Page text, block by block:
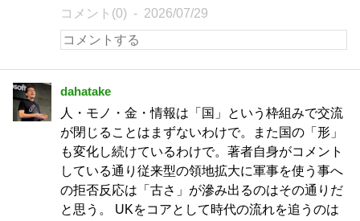
コメント(0) 2026/07/29
dahatake
人・モノ・金・情報は「国」という枠組みで交流
が閉じることはまずないわけで。また国の「形」
も変化し続けているわけで。著者自身がコメント
している通り従来型の領地拡大に軍事を使う事へ
の拒否反応は「古さ」が滲み出るのはその通りだ
と思う。 UKをコアとして時代の流れを追うのは